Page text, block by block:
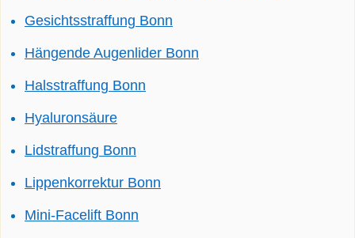
Gesichtsstraffung Bonn
Hängende Augenlider Bonn
Halsstraffung Bonn
Hyaluronsäure
Lidstraffung Bonn
Lippenkorrektur Bonn
Mini-Facelift Bonn